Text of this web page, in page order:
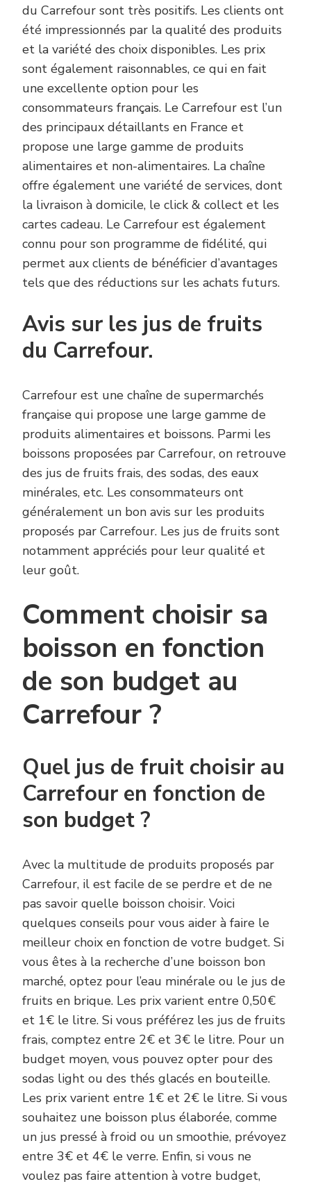
du Carrefour sont très positifs. Les clients ont
été impressionnés par la qualité des produits
et la variété des choix disponibles. Les prix
sont également raisonnables, ce qui en fait
une excellente option pour les
consommateurs français. Le Carrefour est l’un
des principaux détaillants en France et
propose une large gamme de produits
alimentaires et non-alimentaires. La chaîne
offre également une variété de services, dont
la livraison à domicile, le click & collect et les
cartes cadeau. Le Carrefour est également
connu pour son programme de fidélité, qui
permet aux clients de bénéficier d’avantages
tels que des réductions sur les achats futurs.
Avis sur les jus de fruits
du Carrefour.
Carrefour est une chaîne de supermarchés
française qui propose une large gamme de
produits alimentaires et boissons. Parmi les
boissons proposées par Carrefour, on retrouve
des jus de fruits frais, des sodas, des eaux
minérales, etc. Les consommateurs ont
généralement un bon avis sur les produits
proposés par Carrefour. Les jus de fruits sont
notamment appréciés pour leur qualité et
leur goût.
Comment choisir sa
boisson en fonction
de son budget au
Carrefour ?
Quel jus de fruit choisir au
Carrefour en fonction de
son budget ?
Avec la multitude de produits proposés par
Carrefour, il est facile de se perdre et de ne
pas savoir quelle boisson choisir. Voici
quelques conseils pour vous aider à faire le
meilleur choix en fonction de votre budget. Si
vous êtes à la recherche d’une boisson bon
marché, optez pour l’eau minérale ou le jus de
fruits en brique. Les prix varient entre 0,50€
et 1€ le litre. Si vous préférez les jus de fruits
frais, comptez entre 2€ et 3€ le litre. Pour un
budget moyen, vous pouvez opter pour des
sodas light ou des thés glacés en bouteille.
Les prix varient entre 1€ et 2€ le litre. Si vous
souhaitez une boisson plus élaborée, comme
un jus pressé à froid ou un smoothie, prévoyez
entre 3€ et 4€ le verre. Enfin, si vous ne
voulez pas faire attention à votre budget,